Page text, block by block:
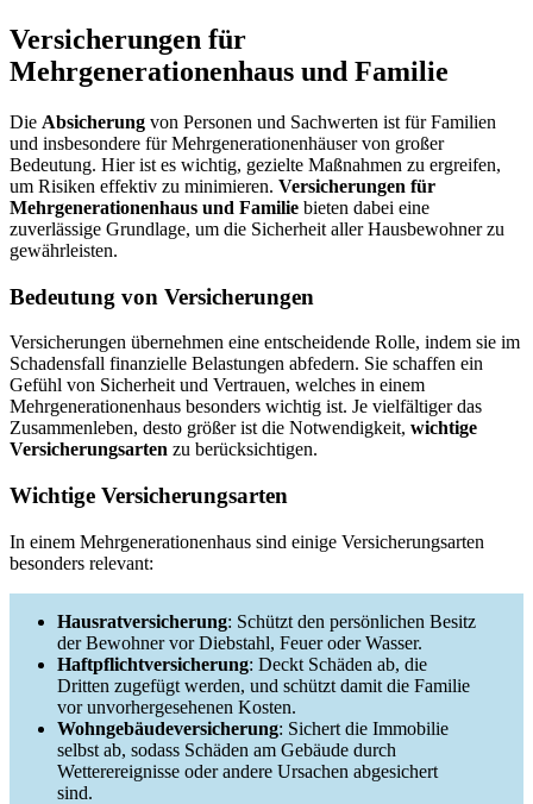
Versicherungen für
Mehrgenerationenhaus und Familie
Die Absicherung von Personen und Sachwerten ist für Familien
und insbesondere für Mehrgenerationenhäuser von großer
Bedeutung. Hier ist es wichtig, gezielte Maßnahmen zu ergreifen,
um Risiken effektiv zu minimieren. Versicherungen für
Mehrgenerationenhaus und Familie bieten dabei eine
zuverlässige Grundlage, um die Sicherheit aller Hausbewohner zu
gewährleisten.
Bedeutung von Versicherungen
Versicherungen übernehmen eine entscheidende Rolle, indem sie im
Schadensfall finanzielle Belastungen abfedern. Sie schaffen ein
Gefühl von Sicherheit und Vertrauen, welches in einem
Mehrgenerationenhaus besonders wichtig ist. Je vielfältiger das
Zusammenleben, desto größer ist die Notwendigkeit, wichtige
Versicherungsarten zu berücksichtigen.
Wichtige Versicherungsarten
In einem Mehrgenerationenhaus sind einige Versicherungsarten
besonders relevant:
Hausratversicherung: Schützt den persönlichen Besitz
der Bewohner vor Diebstahl, Feuer oder Wasser.
Haftpflichtversicherung: Deckt Schäden ab, die
Dritten zugefügt werden, und schützt damit die Familie
vor unvorhergesehenen Kosten.
Wohngebäudeversicherung: Sichert die Immobilie
selbst ab, sodass Schäden am Gebäude durch
Wetterereignisse oder andere Ursachen abgesichert
sind.